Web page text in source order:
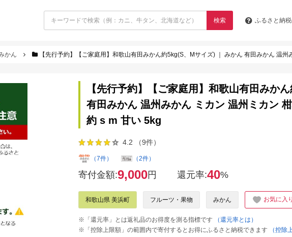
検索 ふるさと納
かん 【先行予約】【ご家庭用】和歌山有田みかん約5kg(S、Mサイズ) ｜ みかん 有田みかん 温州みかん ミカ
【先行予約】【ご家庭用】和歌山有田みか
有田みかん 温州みかん ミカン 温州ミカン
約 s m 甘い 5kg
4.2 （9件）
（7件） （2件）
寄付金額:9,000円 還元率:40%
和歌山県 美浜町 フルーツ・果物 みかん お気に入り
※「還元率」とは返礼品のお得度を測る指標です
（還元率とは）
※「控除上限額」の範囲内で寄付するとお得にふるさと納税できます
（控除